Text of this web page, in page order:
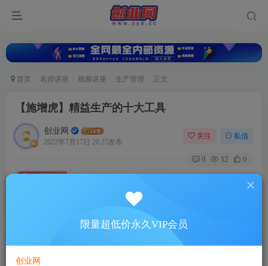
首页 名师讲座 视频讲座 生产管理 正文
【施增虎】精益生产的十大工具
创业网
2022年7月17日 20:25发布
关注 私信
0 32 0
【施增虎】精益生产的十大工具
此内容为付费资源，请付费后查看
5
超级会员
限量超低价永久VIP会员
创业网